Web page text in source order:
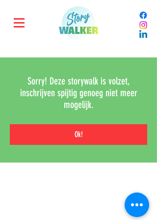
Sorry! Deze storywalk is volzet,
inschrijven spijtig genoeg niet meer
mogelijk.
Ok!